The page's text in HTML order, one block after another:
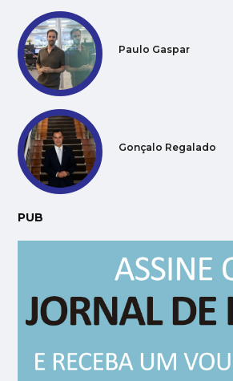
Paulo Gaspar
Gonçalo Regalado
PUB